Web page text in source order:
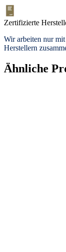
Zertifizierte
Wir arbeiten nur
Herstellern
Ähnliche